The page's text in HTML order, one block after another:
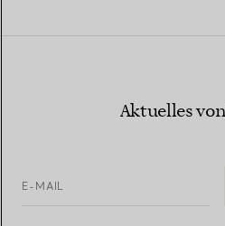
Aktuelles
E-MAIL